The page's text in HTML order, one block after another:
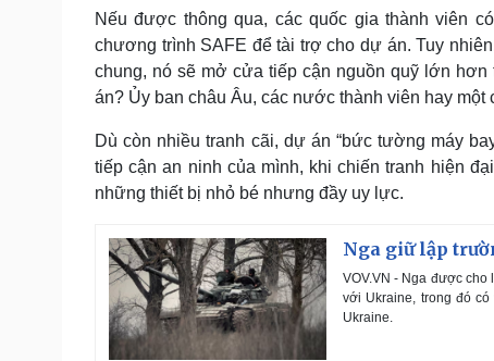
Nếu được thông qua, các quốc gia thành viên
chương trình SAFE để tài trợ cho dự án. Tuy
chung, nó sẽ mở cửa tiếp cận nguồn quỹ lớn
án? Ủy ban châu Âu, các nước thành viên hay
Dù còn nhiều tranh cãi, dự án “bức tường máy
tiếp cận an ninh của mình, khi chiến tranh hiện
những thiết bị nhỏ bé nhưng đầy uy lực.
Nga giữ lập
VOV.VN - Nga được cho
với Ukraine, trong đó
Ukraine.